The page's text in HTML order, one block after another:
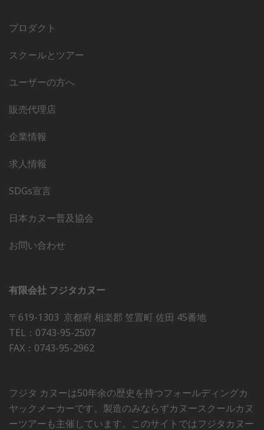
プロダクト
スクールとツアー
ユーザーの方へ
販売代理店
企業情報
求人情報
SDGs宣言
日本カヌー普及協会
お問い合わせ
有限会社 フジタカヌー
〒619-1303 京都府 相楽郡 笠置町 佐田 45番地
TEL：0743-95-2507
FAX：0743-95-2962
フジタ カヌーは50年余の歴史を持つフォールディングカ
ヤックメーカーです。製造のみならずカヌースクールカヌ
ーツアーも主催しています。このサイトではフジタカヌー